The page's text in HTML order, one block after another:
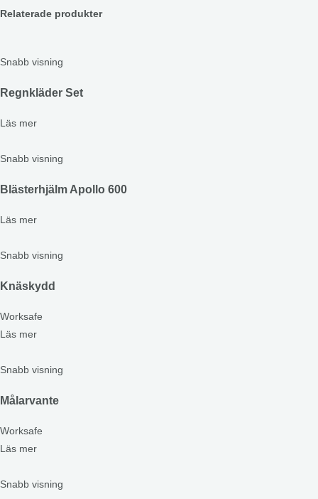
Relaterade produkter
Snabb visning
Regnkläder Set
Läs mer
Snabb visning
Blästerhjälm Apollo 600
Läs mer
Snabb visning
Knäskydd
Worksafe
Läs mer
Snabb visning
Målarvante
Worksafe
Läs mer
Snabb visning